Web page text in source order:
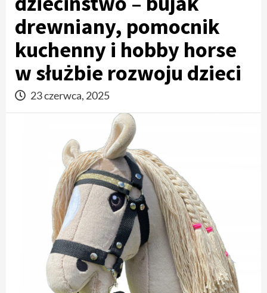
drewniany, pomocnik
kuchenny i hobby horse
w służbie rozwoju dzieci
23 czerwca, 2025